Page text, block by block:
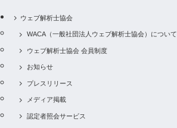
ウェブ解析士協会
WACA（一般社団法人ウェブ解析士協会）について
ウェブ解析士協会 会員制度
お知らせ
プレスリリース
メディア掲載
認定者照会サービス